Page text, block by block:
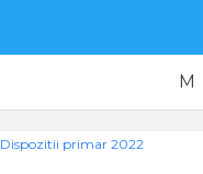
M
Dispozitii primar 2022